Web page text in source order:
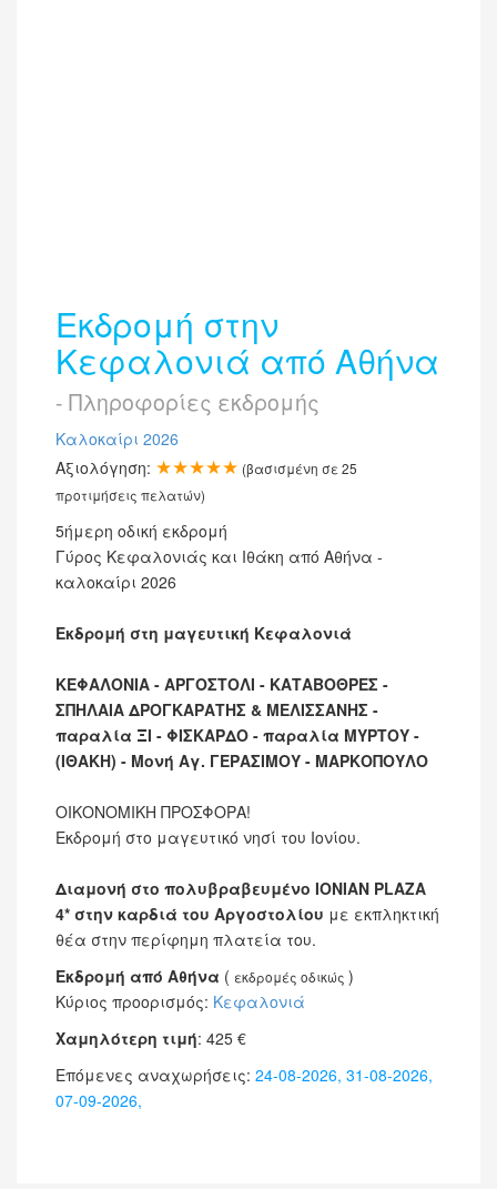
Εκδρομή στην
Κεφαλονιά από Αθήνα
- Πληροφορίες εκδρομής
Καλοκαίρι 2026
Αξιολόγηση: ★★★★★ (βασισμένη σε 25
προτιμήσεις πελατών)
5ήμερη οδική εκδρομή
Γύρος Κεφαλονιάς και Ιθάκη από Αθήνα -
καλοκαίρι 2026
Εκδρομή στη μαγευτική Κεφαλονιά
ΚΕΦΑΛΟΝΙΑ - ΑΡΓΟΣΤΟΛΙ - ΚΑΤΑΒΟΘΡΕΣ -
ΣΠΗΛΑΙΑ ΔΡΟΓΚΑΡΑΤΗΣ & ΜΕΛΙΣΣΑΝΗΣ -
παραλία ΞΙ - ΦΙΣΚΑΡΔΟ - παραλία ΜΥΡΤΟΥ -
(ΙΘΑΚΗ) - Μονή Αγ. ΓΕΡΑΣΙΜΟΥ - ΜΑΡΚΟΠΟΥΛΟ
ΟΙΚΟΝΟΜΙΚΗ ΠΡΟΣΦΟΡΑ!
Εκδρομή στο μαγευτικό νησί του Ιονίου.
Διαμονή στο πολυβραβευμένο IONIAN PLAZA
4* στην καρδιά του Αργοστολίου με εκπληκτική
θέα στην περίφημη πλατεία του.
Εκδρομή από Αθήνα ( εκδρομές οδικώς )
Κύριος προορισμός: Κεφαλονιά
Χαμηλότερη τιμή: 425 €
Επόμενες αναχωρήσεις: 24-08-2026, 31-08-2026,
07-09-2026,